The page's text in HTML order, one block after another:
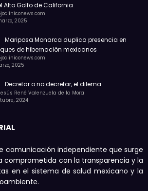
Alto Golfo de California
2025
Mariposa Monarca duplica presencia en
de hibernación mexicanos
2025
Decretar o no decretar, el dilema
René Valenzuela de la Mora
2024
comunicación independiente que surge
comprometida con la transparencia y la
en el sistema de salud mexicano y la